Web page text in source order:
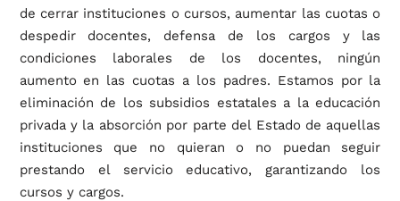
de cerrar instituciones o cursos, aumentar las cuotas o
despedir docentes, defensa de los cargos y las
condiciones laborales de los docentes, ningún
aumento en las cuotas a los padres. Estamos por la
eliminación de los subsidios estatales a la educación
privada y la absorción por parte del Estado de aquellas
instituciones que no quieran o no puedan seguir
prestando el servicio educativo, garantizando los
cursos y cargos.